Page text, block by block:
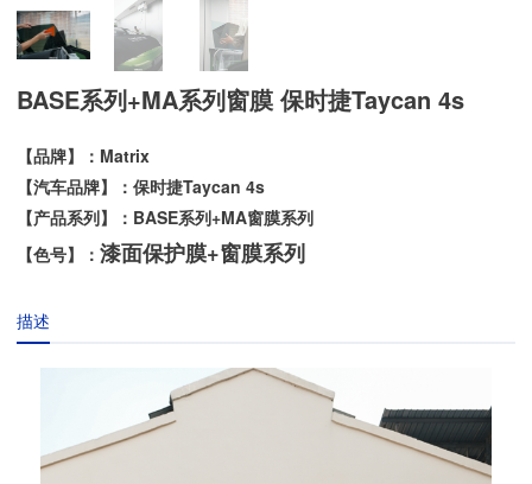
BASE系列+MA系列窗膜 保时捷Taycan 4s
【品牌】：Matrix
【汽车品牌】：保时捷Taycan 4s
【产品系列】：BASE系列+MA窗膜系列
【色号】：漆面保护膜+窗膜系列
描述